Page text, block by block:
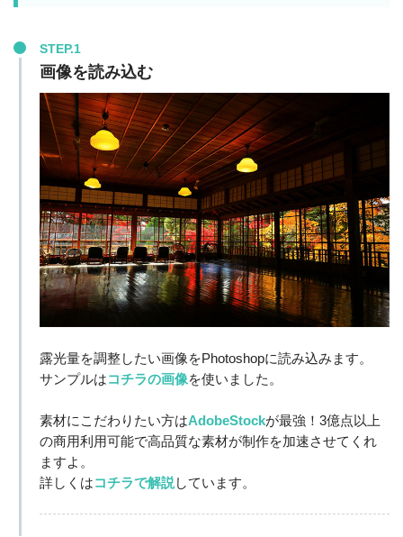
STEP.1
画像を読み込む
露光量を調整したい画像をPhotoshopに読み込みます。
サンプルはコチラの画像を使いました。
素材にこだわりたい方はAdobeStockが最強！3億点以上
の商用利用可能で高品質な素材が制作を加速させてくれ
ますよ。
詳しくはコチラで解説しています。